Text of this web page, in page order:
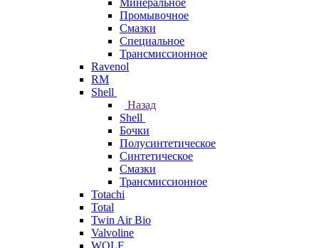
Минеральное
Промывочное
Смазки
Специальное
Трансмиссионное
Ravenol
RM
Shell
Назад
Shell
Бочки
Полусинтетическое
Синтетическое
Смазки
Трансмиссионное
Totachi
Total
Twin Air Bio
Valvoline
WOLF